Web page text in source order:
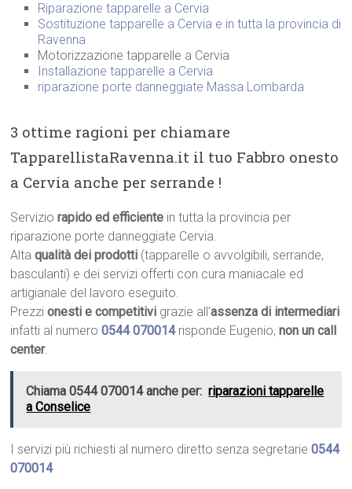
Riparazione tapparelle a Cervia
Sostituzione tapparelle a Cervia e in tutta la provincia di
Ravenna
Motorizzazione tapparelle a Cervia
Installazione tapparelle a Cervia
riparazione porte danneggiate Massa Lombarda
3 ottime ragioni per chiamare
TapparellistaRavenna.it il tuo Fabbro onesto
a Cervia anche per serrande !
Serviziorapido ed efficiente in tutta la provincia per
riparazione porte danneggiate Cervia.
Altaqualità dei prodotti (tapparelle o avvolgibili, serrande,
basculanti) e dei servizi offerti con cura maniacale ed
artigianale del lavoro eseguito.
Prezzionesti e competitivi grazie all’assenza di intermediari
infatti al numero0544 070014 risponde Eugenio,non un call
center.
Chiama 0544 070014 anche per: riparazioni tapparelle
a Conselice
I servizi più richiesti al numero diretto senza segretarie0544
070014